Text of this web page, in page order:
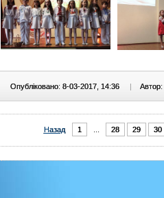
Опубліковано: 8-03-2017, 14:36 | Автор:
Назад 1 28 29 30